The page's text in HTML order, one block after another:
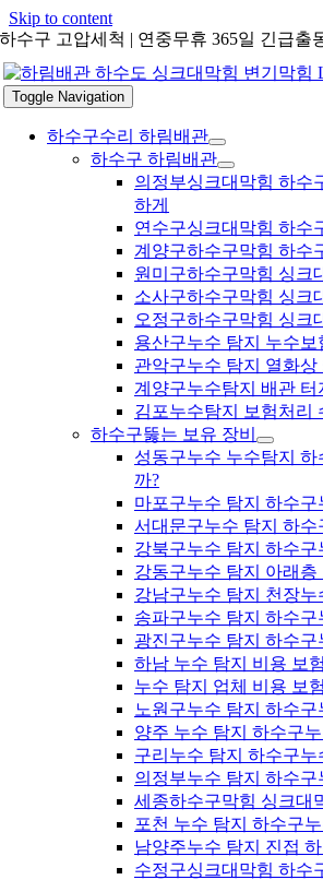
Skip to content
하수구 고압세척 | 연중무휴 365일 긴급출
Toggle Navigation
하수구수리 하림배관
하수구 하림배관
의정부싱크대막힘 하수
하게
연수구싱크대막힘 하수
계양구하수구막힘 하수
원미구하수구막힘 싱크
소사구하수구막힘 싱크
오정구하수구막힘 싱크
용산구누수 탐지 누수보
관악구누수 탐지 열화상
계양구누수탐지 배관 터
김포누수탐지 보험처리
하수구뚫는 보유 장비
성동구누수 누수탐지 하
까?
마포구누수 탐지 하수구
서대문구누수 탐지 하수
강북구누수 탐지 하수구
강동구누수 탐지 아래층
강남구누수 탐지 천장누
송파구누수 탐지 하수구
광진구누수 탐지 하수구
하남 누수 탐지 비용 보
누수 탐지 업체 비용 보
노원구누수 탐지 하수구
양주 누수 탐지 하수구
구리누수 탐지 하수구누
의정부누수 탐지 하수구
세종하수구막힘 싱크대
포천 누수 탐지 하수구
남양주누수 탐지 진접
수정구싱크대막힘 하수